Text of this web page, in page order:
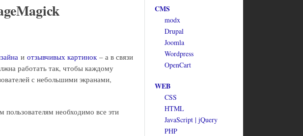
и отзывчивых картинок – а в связи
работать так, чтобы каждому
с небольшими экранами,
необходимо все эти
CMS
modx
Drupal
Joomla
Wordpress
OpenCart
WEB
CSS
HTML
JavaScript | jQuery
PHP